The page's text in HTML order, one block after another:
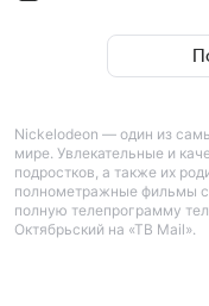
Nickelodeon — один из
мире. Увлекательные и
подростков, а также их
полнометражные фильмы
полную телепрограмму
Октябрьский на «ТВ Mail».